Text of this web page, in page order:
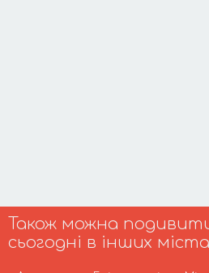
Також можна
сьогодні в інших